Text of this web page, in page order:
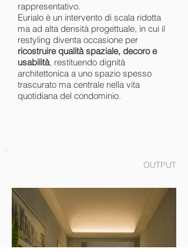
rappresentativo.
Eurialo è un intervento di scala ridotta
ma ad alta densità progettuale, in cui il
restyling diventa occasione per
ricostruire qualità spaziale, decoro e
usabilità, restituendo dignità
architettonica a uno spazio spesso
trascurato ma centrale nella vita
quotidiana del condominio.
OUTPUT